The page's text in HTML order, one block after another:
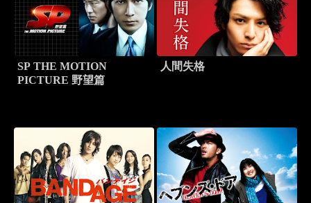
SP THE MOTION
PICTURE 野望篇
人間失格